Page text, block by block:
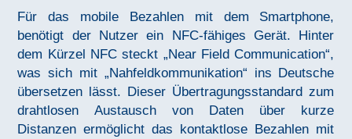
Für das mobile Bezahlen mit dem Smartphone,
benötigt der Nutzer ein NFC-fähiges Gerät. Hinter
dem Kürzel NFC steckt „Near Field Communication“,
was sich mit „Nahfeldkommunikation“ ins Deutsche
übersetzen lässt. Dieser Übertragungsstandard zum
drahtlosen Austausch von Daten über kurze
Distanzen ermöglicht das kontaktlose Bezahlen mit